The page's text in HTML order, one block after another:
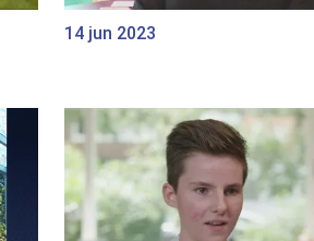
14 jun 2023